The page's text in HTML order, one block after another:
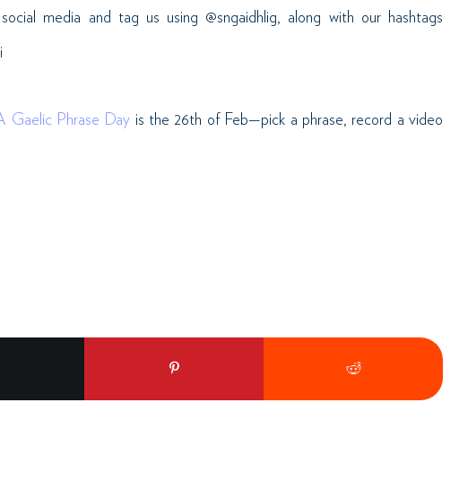
media and tag us using @sngaidhlig, along with our hashtags
Gaelic Phrase Day is the 26th of Feb—pick a phrase, record a video